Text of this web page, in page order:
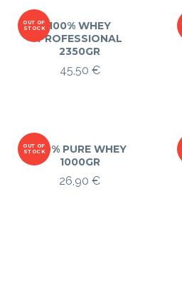
OUT OF
STOCK
100% WHEY
PROFESSIONAL
2350GR
45,50 €
OUT OF
STOCK
100% PURE WHEY
1000GR
26,90 €